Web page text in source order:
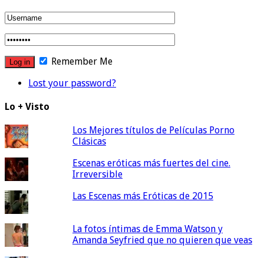
Remember Me
Lost your password?
Lo + Visto
Los Mejores títulos de Películas Porno
Clásicas
Escenas eróticas más fuertes del cine.
Irreversible
Las Escenas más Eróticas de 2015
La fotos íntimas de Emma Watson y
Amanda Seyfried que no quieren que veas